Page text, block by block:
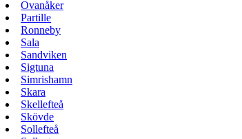
Ovanåker
Partille
Ronneby
Sala
Sandviken
Sigtuna
Simrishamn
Skara
Skellefteå
Skövde
Sollefteå